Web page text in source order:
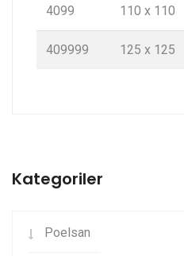
4099 110 x 110
409999 125 x 125
Kategoriler
Poelsan